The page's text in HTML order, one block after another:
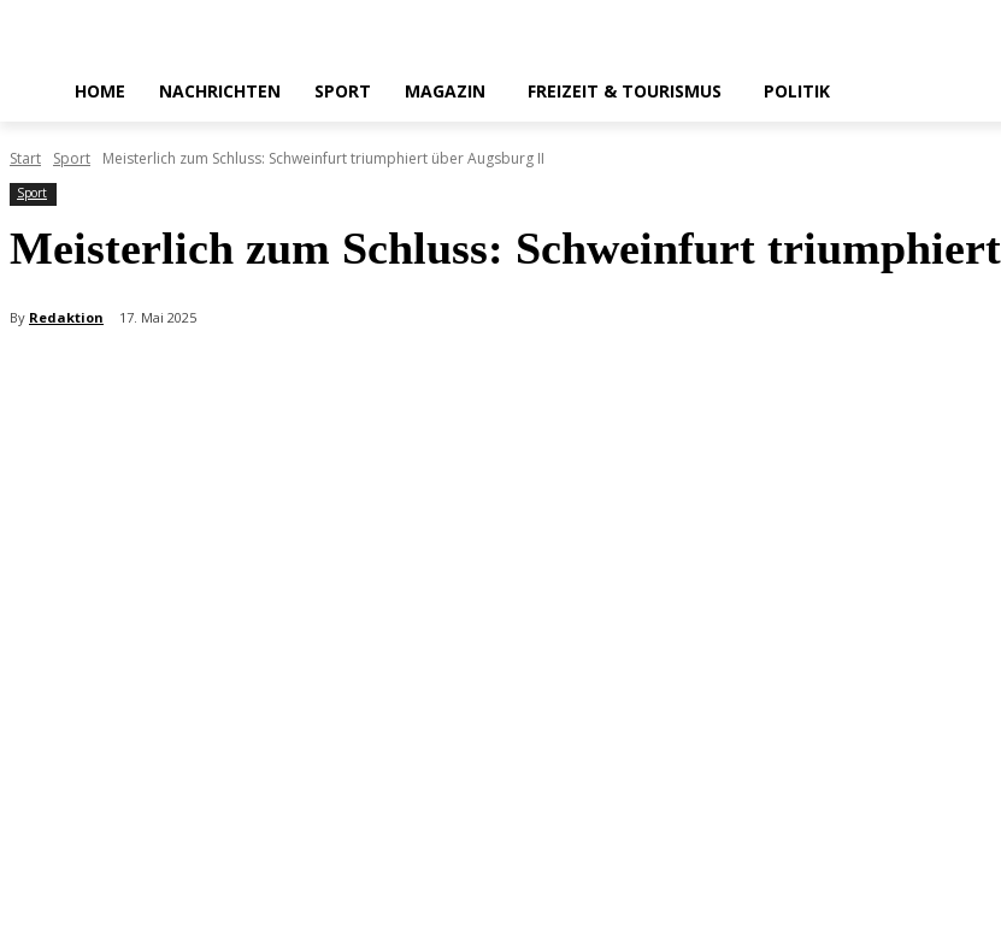
HOME NACHRICHTEN SPORT MAGAZIN FREIZEIT & TOURISMUS POLITIK
Start Sport Meisterlich zum Schluss: Schweinfurt triumphiert über Augsburg II
Sport
Meisterlich zum Schluss: Schweinfurt
By Redaktion 17. Mai 2025